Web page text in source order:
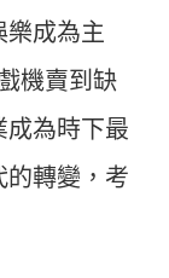
樂成為主
機賣到缺
成為時下最
的轉變，考